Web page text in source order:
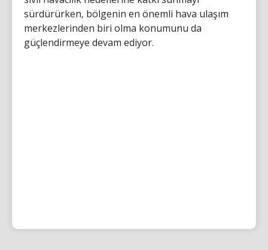
sürdürürken, bölgenin en önemli hava ulaşım
merkezlerinden biri olma konumunu da
güçlendirmeye devam ediyor.